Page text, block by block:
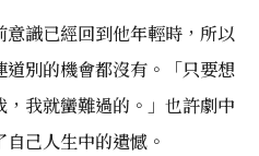
識已經回到他年輕時，所以
別的機會都沒有。「只要想
我就蠻難過的。」也許劇中
己人生中的遺憾。